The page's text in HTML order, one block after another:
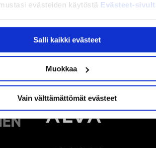
evästeiden käytöstä Evästeet-
Salli kaikki evästeet
Muokkaa
Vain välttämättömät evästeet